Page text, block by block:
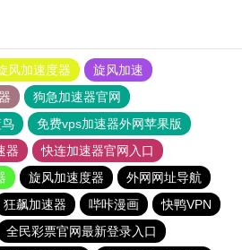
风加速度器
旋风加速
狗急加速器官网
免费vps加速器外网苹果版
器
快连加速器官网入口
旋风加速度器
外网网址导航
狂飙加速器 哔咔漫画
快鸭VPN
全民彩票官网最新登录入口